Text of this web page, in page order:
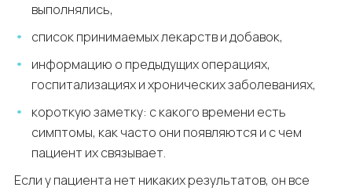
выполнялись,
список принимаемых лекарств и добавок,
информацию о предыдущих операциях,
госпитализациях и хронических заболеваниях,
короткую заметку: с какого времени есть
симптомы, как часто они появляются и с чем
пациент их связывает.
Если у пациента нет никаких результатов, он все